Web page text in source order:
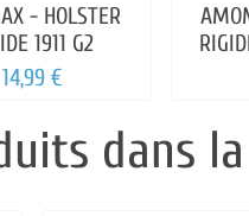
- HOLSTER
1911 G2
14,99 €
dans